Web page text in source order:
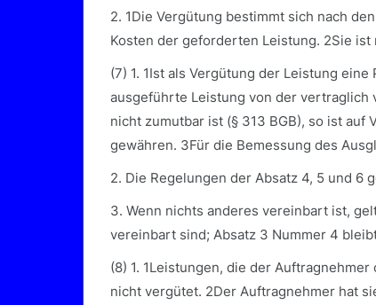
2. 1Die Vergütung bestimmt sich nach
Kosten der geforderten Leistung. 2Sie
(7) 1. 1Ist als Vergütung der Leistung
ausgeführte Leistung von der vertraglich
nicht zumutbar ist (§ 313 BGB), so ist
gewähren. 3Für die Bemessung des
2. Die Regelungen der Absatz 4, 5 und 6
3. Wenn nichts anderes vereinbart ist,
vereinbart sind; Absatz 3 Nummer 4
(8) 1. 1Leistungen, die der
nicht vergütet. 2Der Auftragnehmer hat